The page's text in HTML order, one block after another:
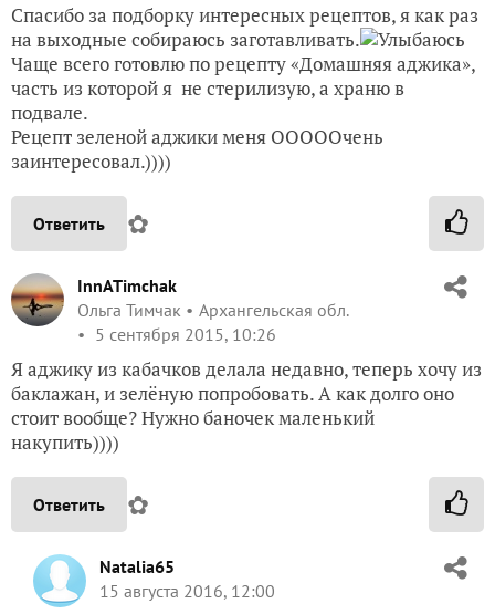
Спасибо за подборку интересных рецептов, я как раз
на выходные собираюсь заготавливать.
Чаще всего готовлю по рецепту «Домашняя аджика»,
часть из которой я не стерилизую, а храню в
подвале.
Рецепт зеленой аджики меня ОООООчень
заинтересовал.))))
Ответить ✿
InnATimchak
Ольга Тимчак
Архангельская обл.
5 сентября 2015, 10:26
Я аджику из кабачков делала недавно, теперь хочу из
баклажан, и зелёную попробовать. А как долго оно
стоит вообще? Нужно баночек маленький
накупить))))
Ответить ✿
Natalia65
15 августа 2016, 12:00